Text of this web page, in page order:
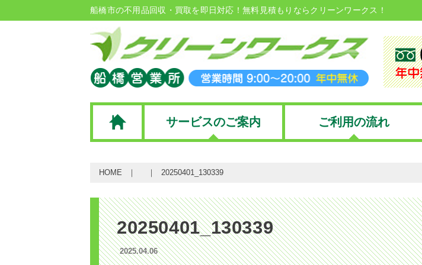
船橋市の不用品回収・買取を即日対応！無料見積もりならクリーンワークス！
サービスのご案内 ご利用の流れ
HOME 20250401_130339
20250401_130339
2025.04.06